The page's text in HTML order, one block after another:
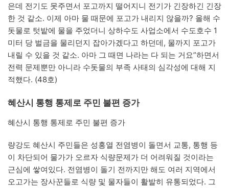
은데 전기도 못주면서 포고까지 떨어지니 전기가 긴장하긴 긴장
한 것 같소. 이제 아마 물 때문에 포고가 내리지 않을까? 올해 수
돗물로 텃밭에 물을 주었더니 상하수도 사업소에서 수도호수 1
미터 당 벌금을 물리던지 잡아가겠다고 하던데, 물까지 포고가
내릴 수 있을 것 같소. 아마 그 때면 나라는 다 되는 거요”하면서
전력 문제뿐만 아니라 수돗물의 부족 사태의 심각성에 대해 지
적했다. (48호)
혜산시 통행 통제로 주민 불편 증가
혜산시 통행 통제로 주민 불편 증가
량강도 혜산시 주민들은 성홍열 전염병이 돌면서 교통, 통행 등
이 차단되어 물가가 오르자 식량문제가 더 어려워질 것이라는
근심에 쌓여있다. 전염병이 돌기 전까지만 해도 여러 지역에서
오고가는 장사꾼들로 식량 및 물자들이 활발히 유통되었다. 그